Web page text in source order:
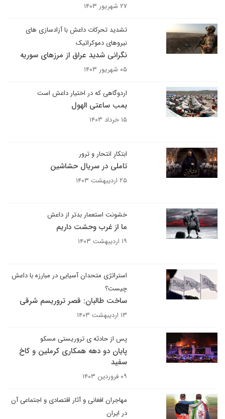
۲۷ شهریور ۱۴۰۳
تشدید تحرکات داعش با آزادسازی های
نیروهای دموکراتیک
نگرانی شدید عراق از مرزهای سوریه
۰۵ شهریور ۱۴۰۳
اردوگاهی که در اختیار داعش است
بمب ساعتی الهول
۱۵ خرداد ۱۴۰۳
ابتکارِ انتحار و ترور
تاملی در سریال حشاشین
۲۵ اردیبهشت ۱۴۰۳
خشونت استعمار بدتر از داعش
ما از غرب وحشت داریم
۱۹ اردیبهشت ۱۴۰۳
استراتژی متحدان آسیایی در مبارزه با داعش
چیست؟
ساخت طالبان: قصر تروریسم شرقی
۱۳ اردیبهشت ۱۴۰۳
پس از حادثه ی تروریستی مسکو
پایان دو دهه همکاری کرملین و کاخ
سفید
۰۹ فروردین ۱۴۰۳
مهاجران افغانی و آثار اقتصادی و اجتماعی آن
در ایران